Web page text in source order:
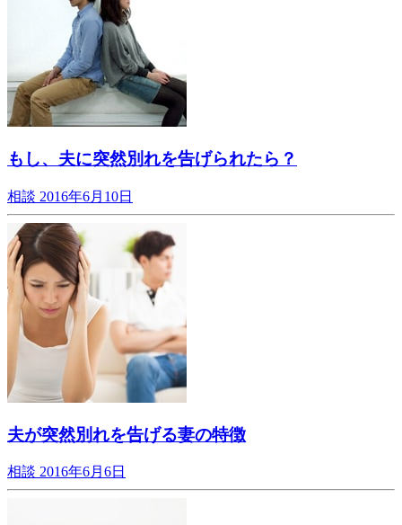
もし、夫に突然別れを告げられたら？
相談 2016年6月10日
夫が突然別れを告げる妻の特徴
相談 2016年6月6日